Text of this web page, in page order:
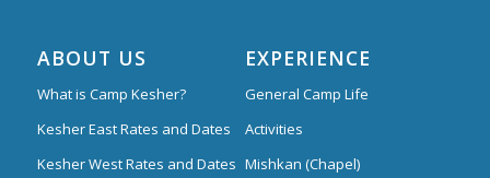
ABOUT US
What is Camp Kesher?
Kesher East Rates and Dates
Kesher West Rates and Dates
EXPERIENCE
General Camp Life
Activities
Mishkan (Chapel)